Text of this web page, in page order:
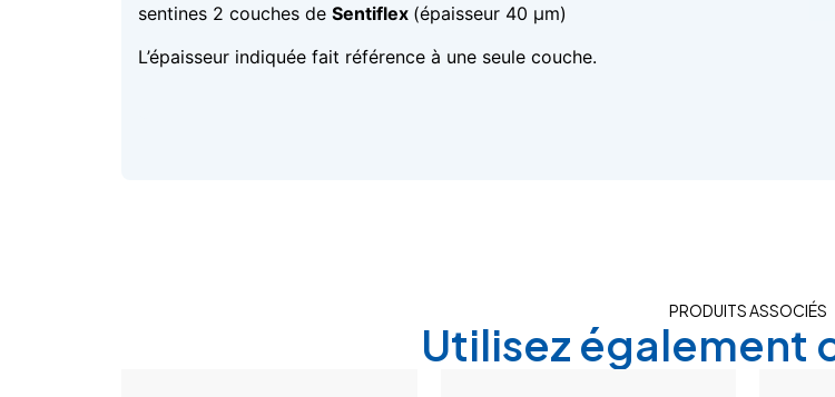
sentines 2 couches deSentiflex (épaisseur 40 µm)
L’épaisseur indiquée fait référence à une seule couche.
PRODUITS ASSOCIÉS
Utilisez également